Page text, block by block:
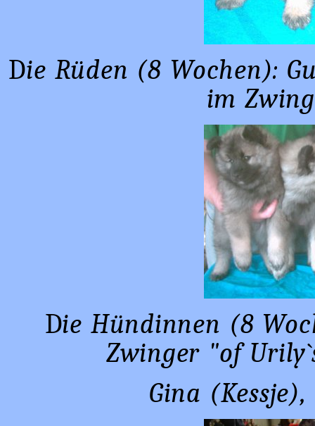
Die Rüden (8 Wochen):
im
Die Hündinnen (8
Zwinger "of
Gina